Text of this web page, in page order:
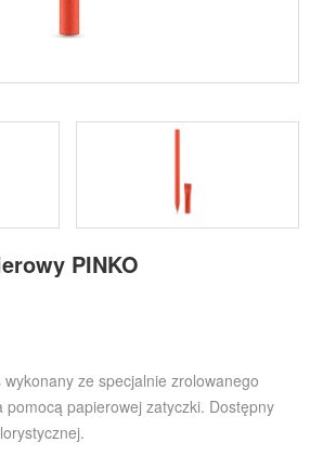
PINKO
wykonany ze specjalnie zrolowanego
pomocą papierowej zatyczki. Dostępny